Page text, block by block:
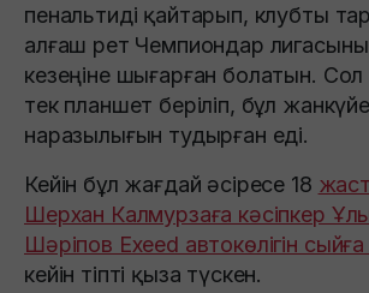
пенальтиді қайтарып, клубты
алғаш рет Чемпиондар
кезеңіне шығарған болатын. Сол
тек планшет беріліп, бұл
наразылығын тудырған еді.
Кейін бұл жағдай әсіресе 18
Шерхан Калмурзаға кәсіпкер
Шәріпов Exeed автокөлігін
кейін тіпті қыза түскен.